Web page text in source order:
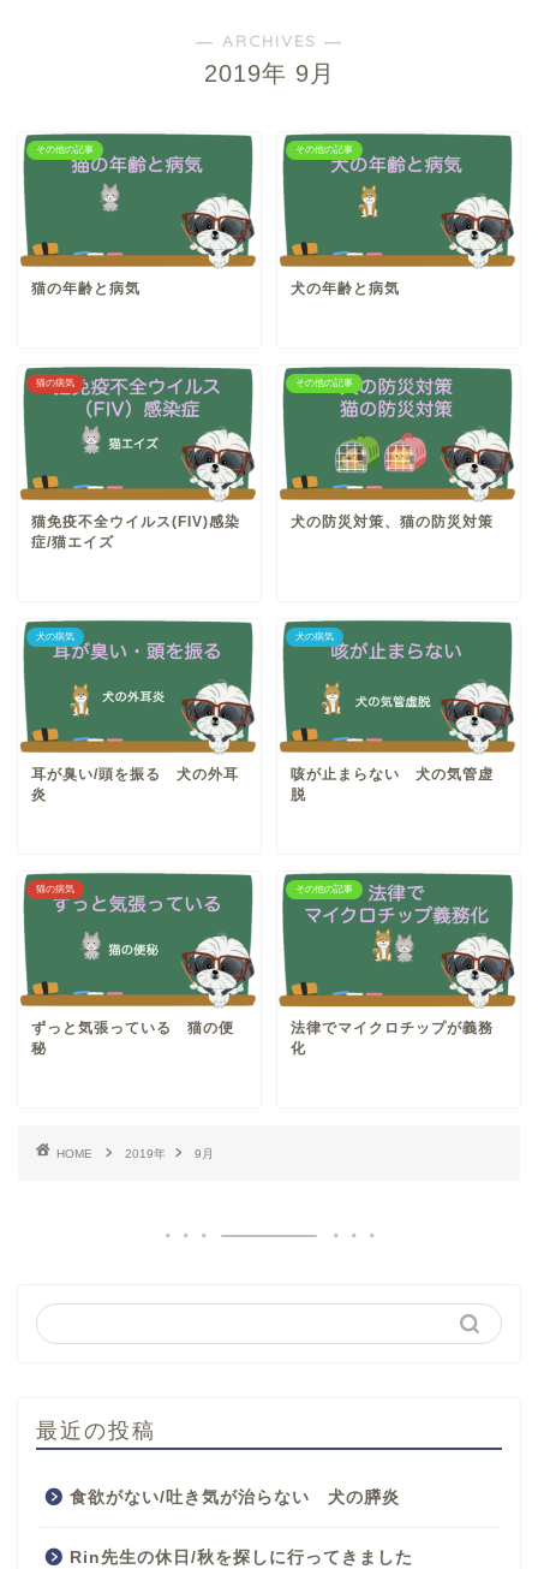
― ARCHIVES ―
2019年 9月
その他の記事
猫の年齢と病気
その他の記事
犬の年齢と病気
猫の病気
猫免疫不全ウイルス(FIV)感染
症/猫エイズ
その他の記事
犬の防災対策、猫の防災対策
犬の病気
耳が臭い/頭を振る 犬の外耳
炎
犬の病気
咳が止まらない 犬の気管虚
脱
猫の病気
ずっと気張っている 猫の便
秘
その他の記事
法律でマイクロチップが義務
化
HOME 2019年 9月
最近の投稿
食欲がない/吐き気が治らない 犬の膵炎
Rin先生の休日/秋を探しに行ってきました